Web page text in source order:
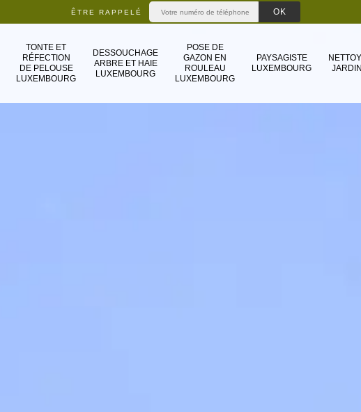
ÊTRE RAPPELÉ
TONTE ET
RÉFECTION
DE PELOUSE
LUXEMBOURG
DESSOUCHAGE
ARBRE ET HAIE
LUXEMBOURG
POSE DE
GAZON EN
ROULEAU
LUXEMBOURG
PAYSAGISTE
LUXEMBOURG